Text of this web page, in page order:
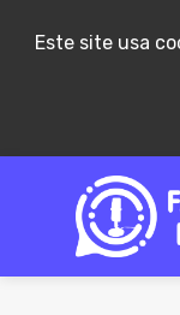
Este site usa